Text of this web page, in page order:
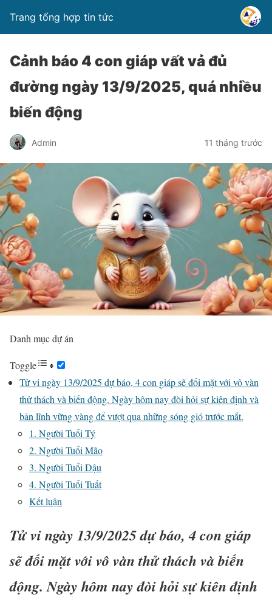
Trang tổng hợp tin tức
Cảnh báo 4 con giáp vất vả đủ
đường ngày 13/9/2025, quá nhiều
biến động
Admin 11 tháng trước
Danh mục dự án
Toggle
Tử vi ngày 13/9/2025 dự báo, 4 con giáp sẽ đối mặt với vô vàn
thử thách và biến động. Ngày hôm nay đòi hỏi sự kiên định và
bản lĩnh vững vàng để vượt qua những sóng gió trước mắt.
1. Người Tuổi Tý
2. Người Tuổi Mão
3. Người Tuổi Dậu
4. Người Tuổi Tuất
Kết luận
Tử vi ngày 13/9/2025 dự báo, 4 con giáp
sẽ đối mặt với vô vàn thử thách và biến
động. Ngày hôm nay đòi hỏi sự kiên định